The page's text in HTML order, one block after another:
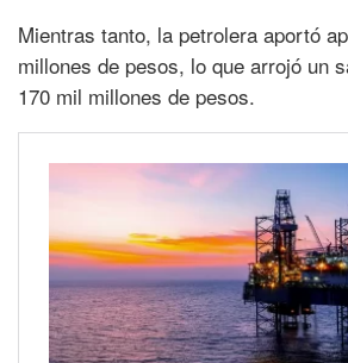
Mientras tanto, la petrolera aportó
millones de pesos, lo que arrojó un
170 mil millones de pesos.